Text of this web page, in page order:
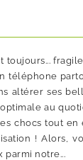
téléphone
altérer ses
au
chocs tout en
! Alors,
parmi notre...